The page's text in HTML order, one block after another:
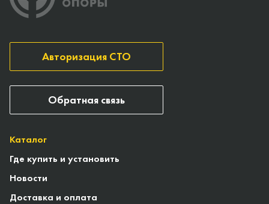
Каталог
Где купить и установить
Новости
Доставка и оплата
Авторизация СТО
Обратная связь